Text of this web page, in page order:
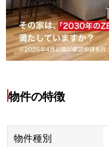
物件の特徴
物件種別